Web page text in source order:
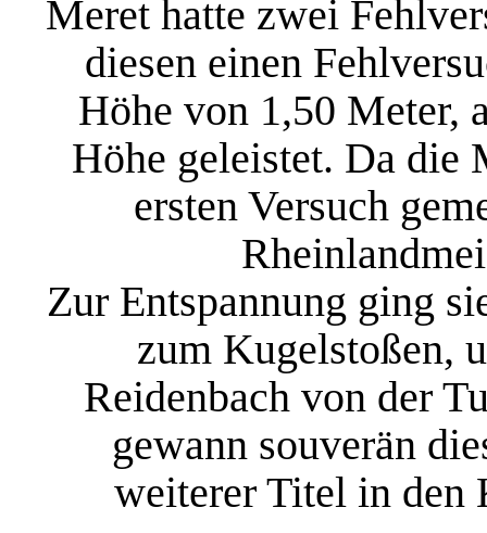
Meret hatte zwei
diesen einen
Höhe von 1,50 Meter,
Höhe geleistet. Da die
ersten Versuch
Zur Entspannung ging
zum Kugelstoßen,
Reidenbach von der
gewann souverän
weiterer Titel in den